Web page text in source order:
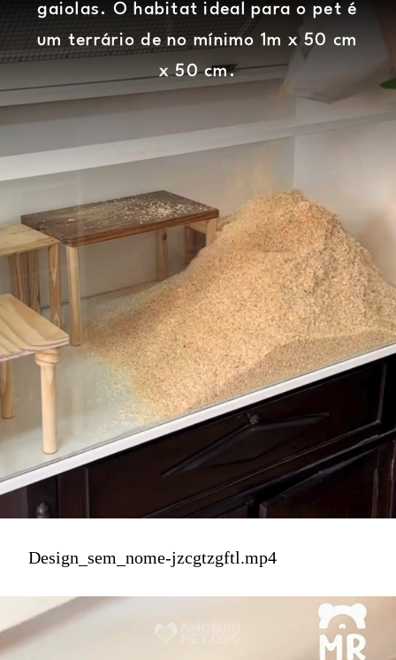
gaiolas. O habitat ideal para o pet é
um terrário de no mínimo 1m x 50 cm
x 50 cm.
Design_sem_nome-jzcgtzgftl.mp4